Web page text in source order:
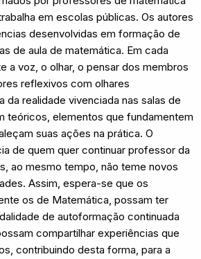
em escolas públicas. Os autores
desenvolvidas em formação de
de aula de matemática. Em cada
a voz, o olhar, o pensar dos membros
reflexivos com olhares
realidade vivenciada nas salas de
teóricos, elementos que fundamentem
suas ações na prática. O
de quem quer continuar professor da
ao mesmo tempo, não teme novos
Assim, espera-se que os
os de Matemática, possam ter
de autoformação continuada
compartilhar experiências que
contribuindo desta forma, para a